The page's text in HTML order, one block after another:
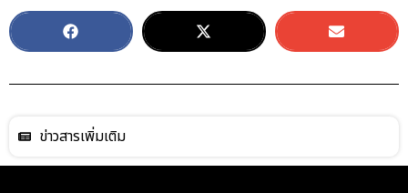
ข่าวสารเพิ่มเติม